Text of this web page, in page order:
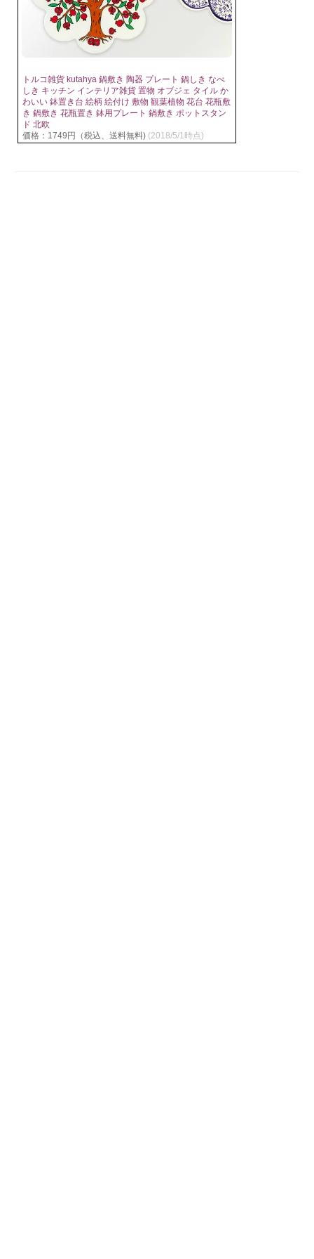
トルコ雑貨 kutahya 鍋敷き 陶器 プレート 鍋しき なべ
しき キッチン インテリア雑貨 置物 オブジェ タイル か
わいい 鉢置き台 絵柄 絵付け 敷物 観葉植物 花台 花瓶敷
き 鍋敷き 花瓶置き 鉢用プレート 鍋敷き ポットスタン
ド 北欧
価格：1749円（税込、送料無料) (2018/5/1時点)